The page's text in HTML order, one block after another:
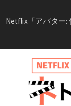
to
シ
Netflix映画「ボイ
イ
新決定
兄弟大騒動のコ
ー」がNetflixで
見